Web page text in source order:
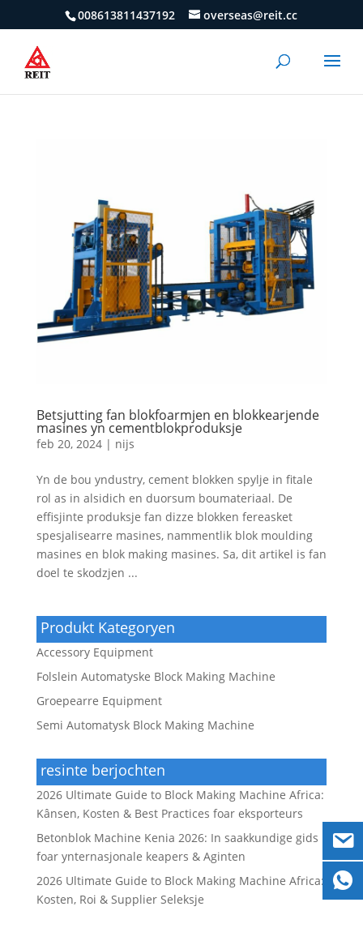
008613811437192 overseas@reit.cc
Betsjutting fan blokfoarmjen en blokkearjende
masines yn cementblokproduksje
feb 20, 2024| nijs
Yn de bou yndustry, cement blokken spylje in fitale
rol as in alsidich en duorsum boumateriaal. De
effisjinte produksje fan dizze blokken fereasket
spesjalisearre masines, nammentlik blok moulding
masines en blok making masines. Sa, dit artikel is fan
doel te skodzjen ...
Produkt Kategoryen
Accessory Equipment
Folslein Automatyske Block Making Machine
Groepearre Equipment
Semi Automatysk Block Making Machine
resinte berjochten
2026 Ultimate Guide to Block Making Machine Africa:
Kânsen, Kosten & Best Practices foar eksporteurs
Betonblok Machine Kenia 2026: In saakkundige gids
foar ynternasjonale keapers & Aginten
2026 Ultimate Guide to Block Making Machine Africa:
Kosten, Roi & Supplier Seleksje